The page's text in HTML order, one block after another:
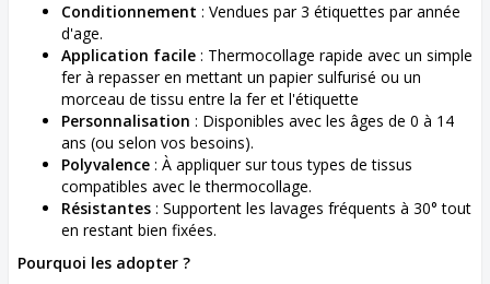
Conditionnement : Vendues par 3 étiquettes par année
d'age.
Application facile : Thermocollage rapide avec un simple
fer à repasser en mettant un papier sulfurisé ou un
morceau de tissu entre la fer et l'étiquette
Personnalisation : Disponibles avec les âges de 0 à 14
ans (ou selon vos besoins).
Polyvalence : À appliquer sur tous types de tissus
compatibles avec le thermocollage.
Résistantes : Supportent les lavages fréquents à 30° tout
en restant bien fixées.
Pourquoi les adopter ?